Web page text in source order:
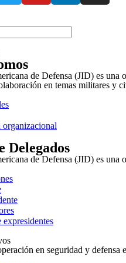
de Defensa (JID) es
en temas militares y
organizacional
Delegados
de Defensa (JID) es
expresidentes
en seguridad y